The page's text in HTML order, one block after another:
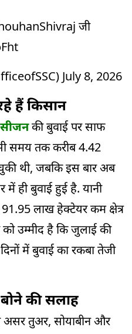
जी
July 8, 2026
हैं किसान
की बुवाई पर साफ
समय तक करीब 4.42
चुकी थी, जबकि इस बार अब
ही बुवाई हुई है. यानी
लाख हेक्टेयर कम क्षेत्र
उम्मीद है कि जुलाई की
में बुवाई का रकबा तेजी
की सलाह
असर तुअर, सोयाबीन और